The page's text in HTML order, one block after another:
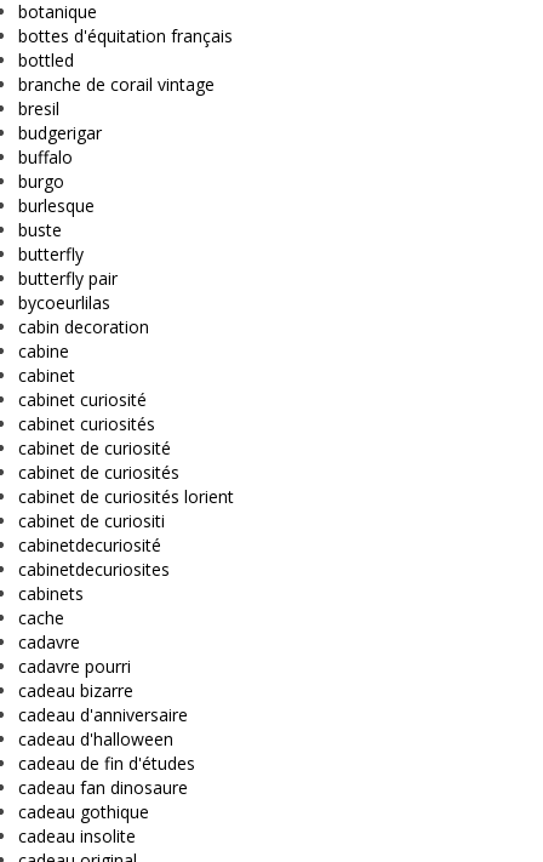
botanique
bottes d'équitation français
bottled
branche de corail vintage
bresil
budgerigar
buffalo
burgo
burlesque
buste
butterfly
butterfly pair
bycoeurlilas
cabin decoration
cabine
cabinet
cabinet curiosité
cabinet curiosités
cabinet de curiosité
cabinet de curiosités
cabinet de curiosités lorient
cabinet de curiositi
cabinetdecuriosité
cabinetdecuriosites
cabinets
cache
cadavre
cadavre pourri
cadeau bizarre
cadeau d'anniversaire
cadeau d'halloween
cadeau de fin d'études
cadeau fan dinosaure
cadeau gothique
cadeau insolite